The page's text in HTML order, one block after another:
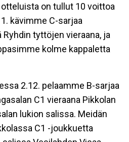
on tullut 10 voittoa
kävimme C-sarjaa
tyttöjen vieraana, ja
kolme kappaletta
2.12. pelaamme B-sarjaa
C1 vieraana Pikkolan
lukion salissa. Meidän
C1 -joukkuetta